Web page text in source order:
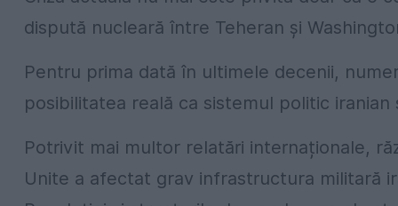
dispută nucleară între Teheran și
Pentru prima dată în ultimele decenii,
posibilitatea reală ca sistemul politic
Potrivit mai multor relatări internaționale,
Unite a afectat grav infrastructura militară